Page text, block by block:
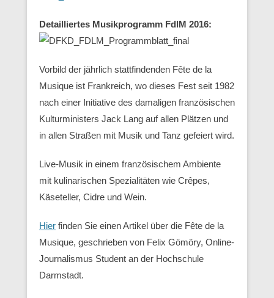
Detailliertes Musikprogramm FdlM 2016:
Vorbild der jährlich stattfindenden Fête de la
Musique ist Frankreich, wo dieses Fest seit 1982
nach einer Initiative des damaligen französischen
Kulturministers Jack Lang auf allen Plätzen und
in allen Straßen mit Musik und Tanz gefeiert wird.
Live-Musik in einem französischem Ambiente
mit kulinarischen Spezialitäten wie Crêpes,
Käseteller, Cidre und Wein.
Hier finden Sie einen Artikel über die Fête de la
Musique, geschrieben von Felix Gömöry, Online-
Journalismus Student an der Hochschule
Darmstadt.